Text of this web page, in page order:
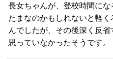
長女ちゃんが、登校時間に
たまなのかもしれないと軽
んでしたが、その後深く反
思っていなかったそうです。